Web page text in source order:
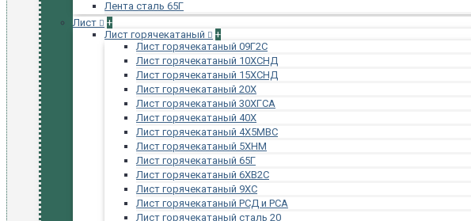
Лента сталь 65Г
Лист
+
Лист горячекатаный
+
Лист горячекатаный 09Г2С
Лист горячекатаный 10ХСНД
Лист горячекатаный 15ХСНД
Лист горячекатаный 20Х
Лист горячекатаный 30ХГСА
Лист горячекатаный 40Х
Лист горячекатаный 4Х5МВС
Лист горячекатаный 5ХНМ
Лист горячекатаный 65Г
Лист горячекатаный 6ХВ2С
Лист горячекатаный 9ХС
Лист горячекатаный РСД и РСА
Лист горячекатаный сталь 20